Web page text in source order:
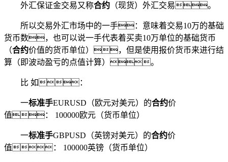
外汇保证金交易又称合约 （现货）外汇交易。
所以交易外汇市场中的一手：意味着交易10万的基础
货币数，也可以说一手代表着买卖10万单位的基础货币
（合约价值的货币单位），但是使用报价货币来进行结
算（即波动盈亏的点值计算）。
比 如：
一标准手EURUSD（欧元对美元）的合约价
值： 100000欧元（货币单位）
一标准手GBPUSD（英镑对美元）的合约价
值： 100000英镑（货币单位）